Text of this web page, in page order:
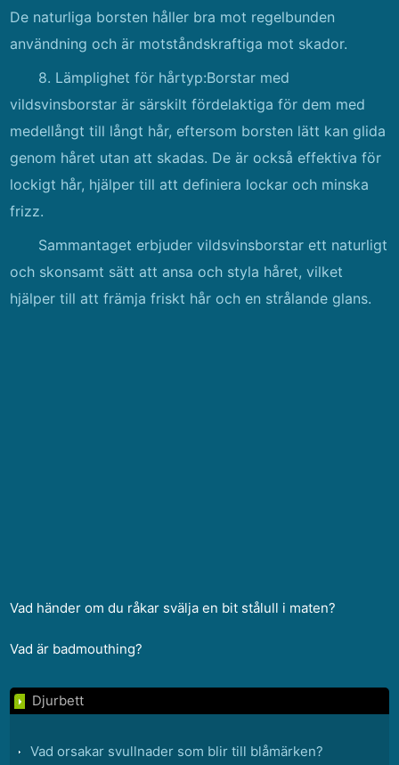
De naturliga borsten håller bra mot regelbunden
användning och är motståndskraftiga mot skador.
8. Lämplighet för hårtyp:Borstar med
vildsvinsborstar är särskilt fördelaktiga för dem med
medellångt till långt hår, eftersom borsten lätt kan glida
genom håret utan att skadas. De är också effektiva för
lockigt hår, hjälper till att definiera lockar och minska
frizz.
Sammantaget erbjuder vildsvinsborstar ett naturligt
och skonsamt sätt att ansa och styla håret, vilket
hjälper till att främja friskt hår och en strålande glans.
Vad händer om du råkar svälja en bit stålull i maten?
Vad är badmouthing?
Djurbett
Vad orsakar svullnader som blir till blåmärken?